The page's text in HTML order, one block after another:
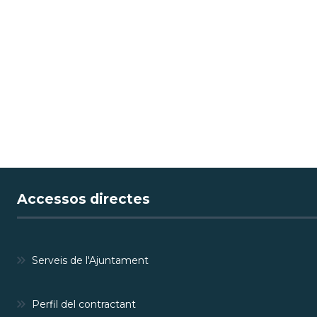
Accessos directes
Serveis de l'Ajuntament
Perfil del contractant